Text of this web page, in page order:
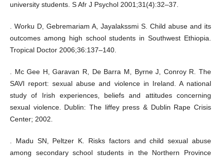
university students. S Afr J Psychol 2001;31(4):32–37.
. Worku D, Gebremariam A, Jayalakssmi S. Child abuse and its
outcomes among high school students in Southwest Ethiopia.
Tropical Doctor 2006;36:137–140.
. Mc Gee H, Garavan R, De Barra M, Byrne J, Conroy R. The
SAVI report: sexual abuse and violence in Ireland. A national
study of Irish experiences, beliefs and attitudes concerning
sexual violence. Dublin: The liffey press & Dublin Rape Crisis
Center; 2002.
. Madu SN, Peltzer K. Risks factors and child sexual abuse
among secondary school students in the Northern Province